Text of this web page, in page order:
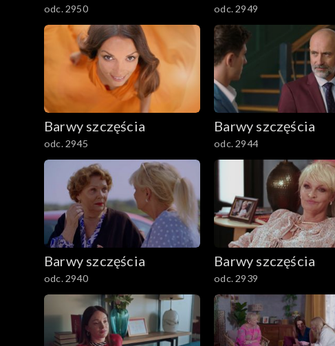
odc. 2950 odc. 2949
Barwy szczęścia
odc. 2945
Barwy szczęścia
odc. 2944
Barwy szczęścia
odc. 2940
Barwy szczęścia
odc. 2939